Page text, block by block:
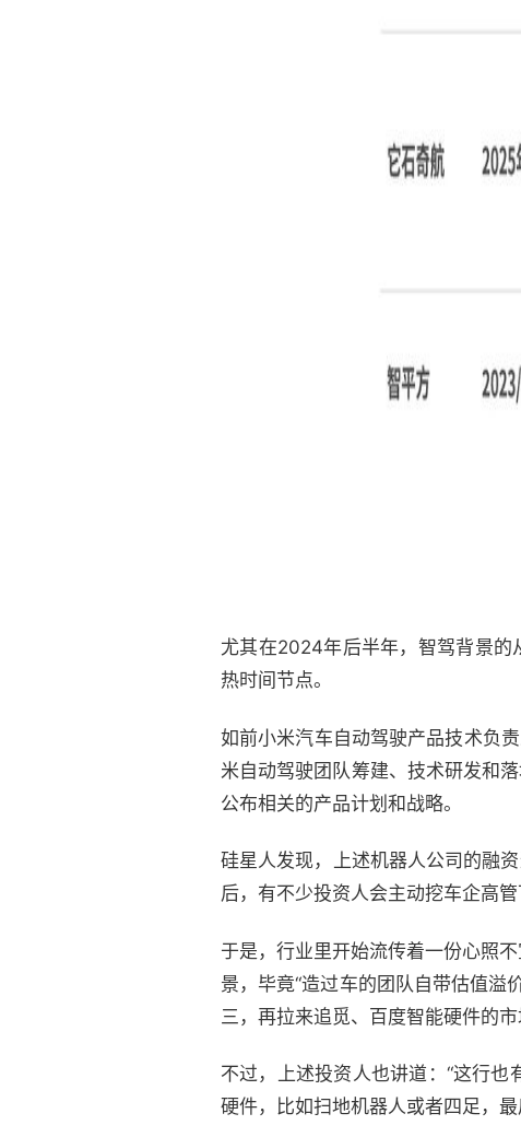
尤其在2024年后半年，智驾背景的
热时间节点。
如前小米汽车自动驾驶产品技术负
米自动驾驶团队筹建、技术研发和
公布相关的产品计划和战略。
硅星人发现，上述机器人公司的融
后，有不少投资人会主动挖车企高
于是，行业里开始流传着一份心照
景，毕竟“造过车的团队自带估值溢
三，再拉来追觅、百度智能硬件的
不过，上述投资人也讲道：“这行
硬件，比如扫地机器人或者四足，